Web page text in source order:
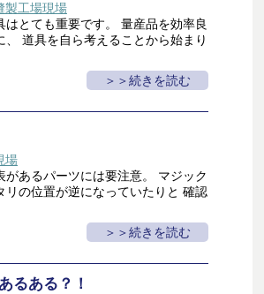
製工場現場
はとても重要です。 量産品を効率良
、 道具を自ら考えることから始まり
＞続きを読む
場
あるパーツには要注意。 マジック
リの位置が逆になっていたりと 確認
＞続きを読む
るある？！